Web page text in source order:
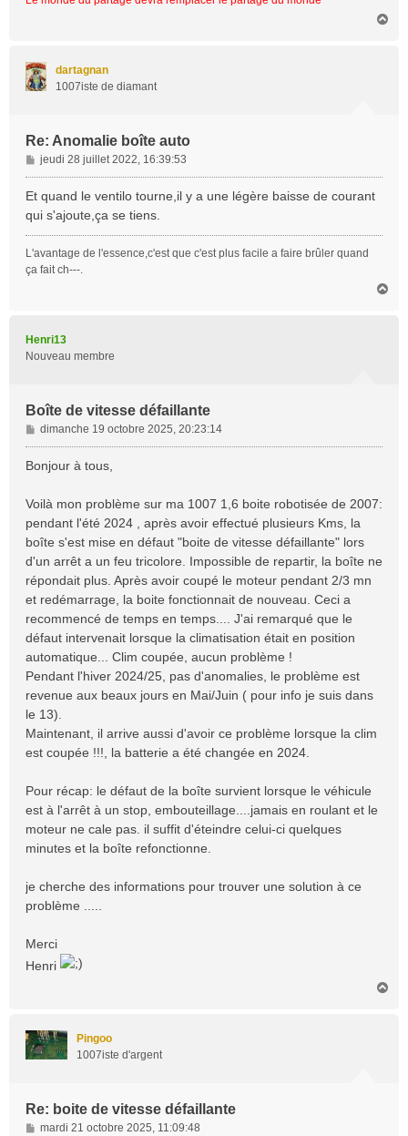
dartagnan
1007iste de diamant
Re: Anomalie boîte auto
M
e
s
s
e
jeudi 28 juillet 2022, 16:39:53
Et quand le ventilo tourne,il y a une légère baisse de courant
qui s'ajoute,ça se tiens.
L'avantage de l'essence,c'est que c'est plus facile a faire brûler quand
ça fait ch---.
Henri13
Nouveau membre
Boîte de vitesse défaillante
M
e
s
g
e
dimanche 19 octobre 2025, 20:23:14
Bonjour à tous,
Voilà mon problème sur ma 1007 1,6 boite robotisée de 2007:
pendant l'été 2024 , après avoir effectué plusieurs Kms, la
boîte s'est mise en défaut "boite de vitesse défaillante" lors
d'un arrêt a un feu tricolore. Impossible de repartir, la boîte ne
répondait plus. Après avoir coupé le moteur pendant 2/3 mn
et redémarrage, la boite fonctionnait de nouveau. Ceci a
recommencé de temps en temps.... J'ai remarqué que le
défaut intervenait lorsque la climatisation était en position
automatique... Clim coupée, aucun problème !
Pendant l'hiver 2024/25, pas d'anomalies, le problème est
revenue aux beaux jours en Mai/Juin ( pour info je suis dans
le 13).
Maintenant, il arrive aussi d'avoir ce problème lorsque la clim
est coupée !!!, la batterie a été changée en 2024.
Pour récap: le défaut de la boîte survient lorsque le véhicule
est à l'arrêt à un stop, embouteillage....jamais en roulant et le
moteur ne cale pas. il suffit d'éteindre celui-ci quelques
minutes et la boîte refonctionne.
je cherche des informations pour trouver une solution à ce
problème .....
Merci
Henri
Pingoo
1007iste d'argent
Re: boite de vitesse défaillante
M
mardi 21 octobre 2025, 11:09:48